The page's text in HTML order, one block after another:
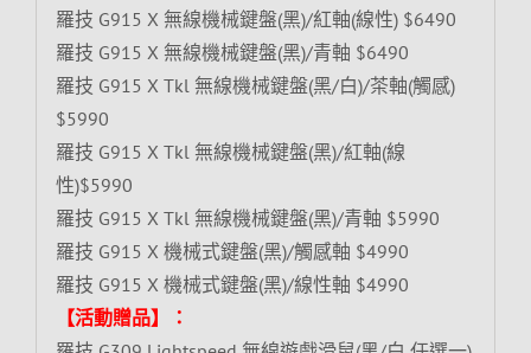
羅技 G915 X 無線機械鍵盤(黑)/紅軸(線性) $6490
羅技 G915 X 無線機械鍵盤(黑)/青軸 $6490
羅技 G915 X Tkl 無線機械鍵盤(黑/白)/茶軸(觸感)
$5990
羅技 G915 X Tkl 無線機械鍵盤(黑)/紅軸(線
性)$5990
羅技 G915 X Tkl 無線機械鍵盤(黑)/青軸 $5990
羅技 G915 X 機械式鍵盤(黑)/觸感軸 $4990
羅技 G915 X 機械式鍵盤(黑)/線性軸 $4990
【活動贈品】：